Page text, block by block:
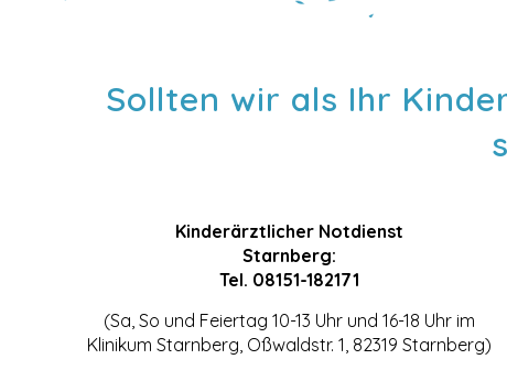
Sollten wir als Ihr
Kinderärztlicher Notdienst
Starnberg:
Tel. 08151-182171
(Sa, So und Feiertag 10-13 Uhr und 16-18 Uhr im
Klinikum Starnberg, Oßwaldstr. 1, 82319 Starnberg)